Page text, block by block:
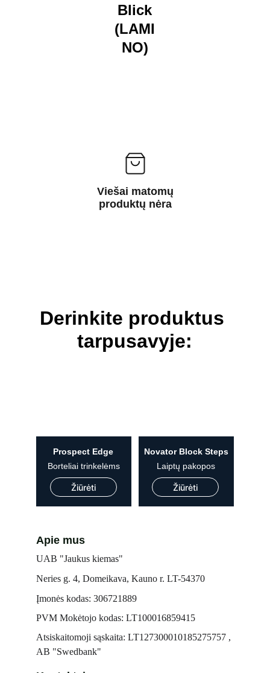
Blick
(LAMI
NO)
Viešai matomų
produktų nėra
Derinkite produktus
tarpusavyje:
Prospect Edge
Žiūrėti
Borteliai trinkelėms
Novator Block Steps
Laiptų pakopos
Žiūrėti
Apie mus
UAB "Jaukus kiemas"
Neries g. 4, Domeikava, Kauno r. LT-54370
Įmonės kodas: 306721889
PVM Mokėtojo kodas: LT100016859415
Atsiskaitomoji sąskaita: LT127300010185275757 ,
AB "Swedbank"